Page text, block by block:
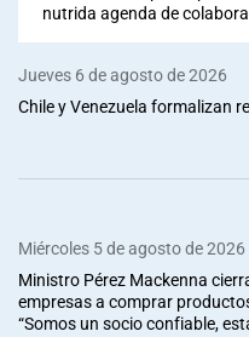
nutrida agenda de
Jueves 6 de agosto de 2026
Chile y Venezuela formalizan
Miércoles 5 de agosto de 2026
Ministro Pérez Mackenna
empresas a comprar
“Somos un socio confiable,